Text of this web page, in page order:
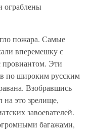
ограблены
пожара. Самые
вперемешку с
провиантом. Эти
по широким русским
Взобравшись
на это зрелище,
завоевателей.
багажами,